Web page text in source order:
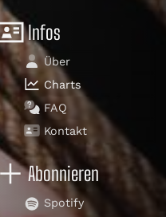
Infos
Über
Charts
FAQ
Kontakt
Abonnieren
Spotify